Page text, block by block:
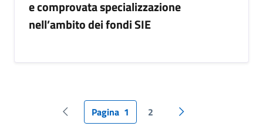
e comprovata specializzazione
nell’ambito dei fondi SIE
Pagina precedente
Pagina 1 2 Pagina successiva